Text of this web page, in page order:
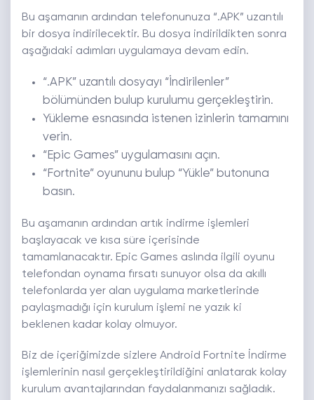
Bu aşamanın ardından telefonunuza “.APK” uzantılı
bir dosya indirilecektir. Bu dosya indirildikten sonra
aşağıdaki adımları uygulamaya devam edin.
“.APK” uzantılı dosyayı “İndirilenler”
bölümünden bulup kurulumu gerçekleştirin.
Yükleme esnasında istenen izinlerin tamamını
verin.
“Epic Games” uygulamasını açın.
“Fortnite” oyununu bulup “Yükle” butonuna
basın.
Bu aşamanın ardından artık indirme işlemleri
başlayacak ve kısa süre içerisinde
tamamlanacaktır. Epic Games aslında ilgili oyunu
telefondan oynama fırsatı sunuyor olsa da akıllı
telefonlarda yer alan uygulama marketlerinde
paylaşmadığı için kurulum işlemi ne yazık ki
beklenen kadar kolay olmuyor.
Biz de içeriğimizde sizlere Android Fortnite İndirme
işlemlerinin nasıl gerçekleştirildiğini anlatarak kolay
kurulum avantajlarından faydalanmanızı sağladık.